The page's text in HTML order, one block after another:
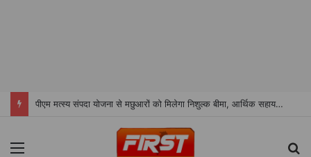
पीएम मत्स्य संपदा योजना से मछुआरों को मिलेगा निशुल्क बीमा, आर्थिक सहायता और अनुदान
Menu